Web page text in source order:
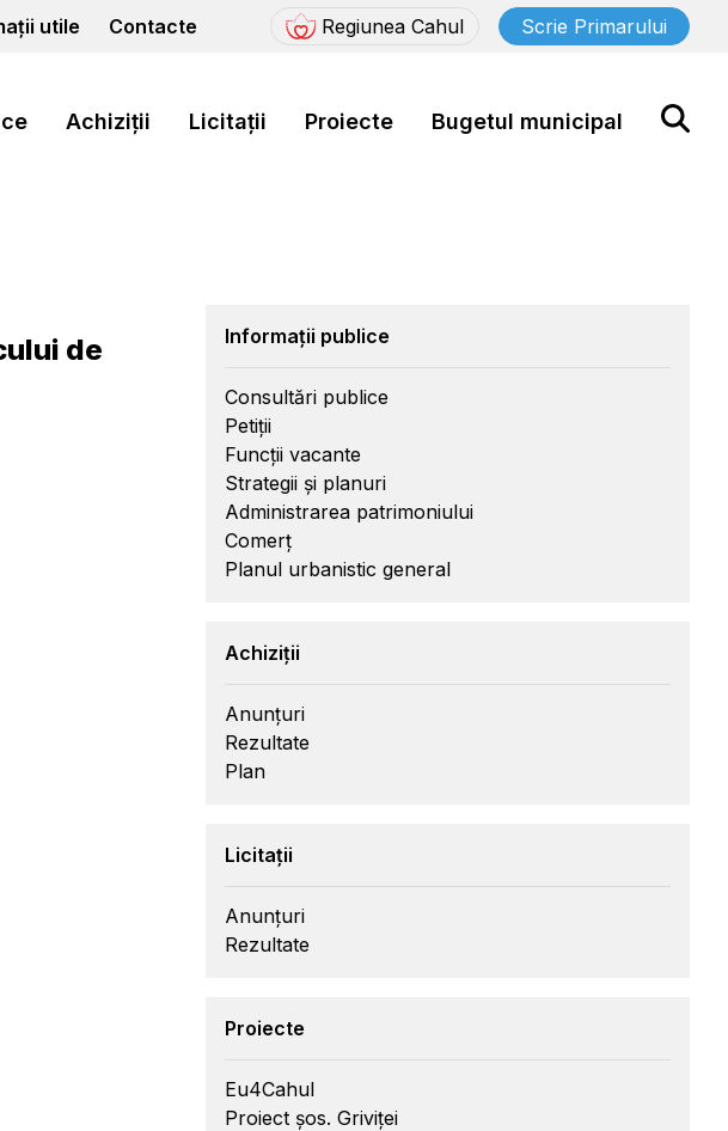
utile Contacte Regiunea Cahul Scrie Primarului
Achiziții Licitații Proiecte Bugetul municipal
de
Informații publice
Consultări publice
Petiții
Funcții vacante
Strategii și planuri
Administrarea patrimoniului
Comerț
Planul urbanistic general
Achiziții
Anunțuri
Rezultate
Plan
Licitații
Anunțuri
Rezultate
Proiecte
Eu4Cahul
Proiect șos. Griviței